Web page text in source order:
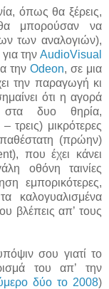
όπως θα ξέρεις,
μπορούσαν να
των αναλογιών),
την AudioVisual
την Odeon, σε μια
την παραγωγή κι
ότι η αγορά
στα δυο θηρία,
μικρότερες
(πρώην)
που έχει κάνει
οθόνη ταινίες
εμπορικότερες,
καλογυαλισμένα
βλέπεις απ’ τους
σου γιατί το
του απ’ την
δύο το 2008)